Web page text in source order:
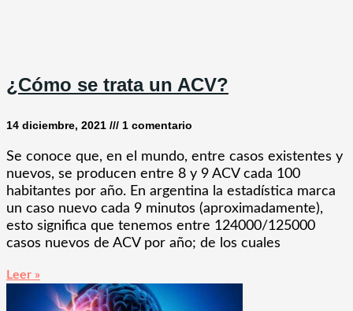
¿Cómo se trata un ACV?
14 diciembre, 2021 1 comentario
Se conoce que, en el mundo, entre casos existentes y
nuevos, se producen entre 8 y 9 ACV cada 100
habitantes por año. En argentina la estadística marca
un caso nuevo cada 9 minutos (aproximadamente),
esto significa que tenemos entre 124000/125000
casos nuevos de ACV por año; de los cuales
Leer »